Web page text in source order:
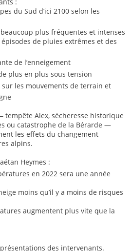
du Sud d’ici 2100 selon les
plus fréquentes et intenses
de pluies extrêmes et des
de l’enneigement
plus en plus sous tension
les mouvements de terrain et
tempête Alex, sécheresse historique
ou catastrophe de la Bérarde —
les effets du changement
alpins.
Heymes :
en 2022 sera une année
moins qu’il y a moins de risques
augmentent plus vite que la
des intervenants.